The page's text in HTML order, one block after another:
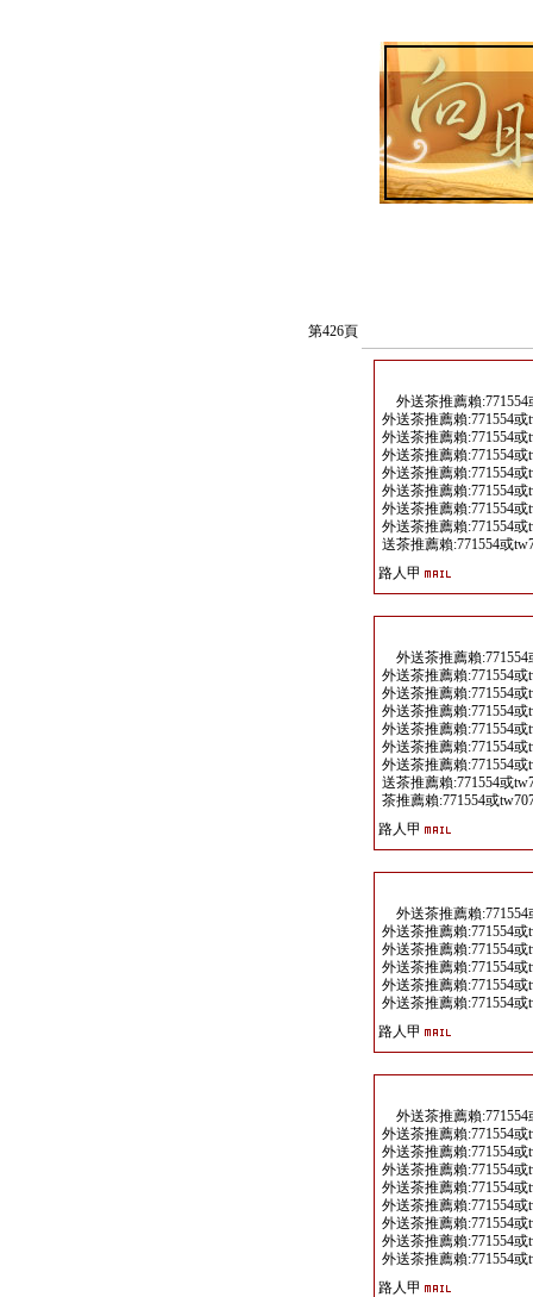
第426頁
外送茶推薦賴:771554
外送茶推薦賴:771554或
外送茶推薦賴:771554或
外送茶推薦賴:771554或
外送茶推薦賴:771554或
外送茶推薦賴:771554或
外送茶推薦賴:771554或
外送茶推薦賴:771554或
送茶推薦賴:771554或
路人甲
外送茶推薦賴:771554
外送茶推薦賴:771554或
外送茶推薦賴:771554或
外送茶推薦賴:771554或
外送茶推薦賴:771554或
外送茶推薦賴:771554或
外送茶推薦賴:771554或
送茶推薦賴:771554或
茶推薦賴:771554或
路人甲
外送茶推薦賴:771554
外送茶推薦賴:771554或
外送茶推薦賴:771554或
外送茶推薦賴:771554或
外送茶推薦賴:771554或
外送茶推薦賴:771554或
路人甲
外送茶推薦賴:771554
外送茶推薦賴:771554或
外送茶推薦賴:771554或
外送茶推薦賴:771554或
外送茶推薦賴:771554或
外送茶推薦賴:771554或
外送茶推薦賴:771554或
外送茶推薦賴:771554或
外送茶推薦賴:771554或
路人甲